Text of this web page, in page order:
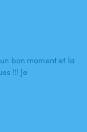
bon moment et la
!!! Je